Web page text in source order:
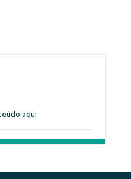
aqui